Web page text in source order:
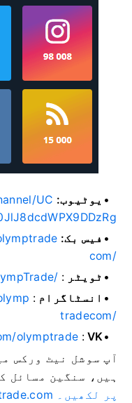
یوٹیوب: UC
فیس بک:
com/
ٹویٹر :
انسٹاگرام :
tradecom/
VK
:
olymptrade
آپ سوشل نیٹ ورکس
ہیں، سنگین مسائل
پر لکھیں۔